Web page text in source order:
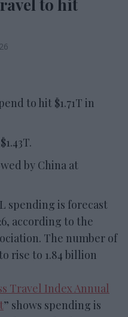
to hit
to hit $1.71T in
by China at
spending is forecast
according to the
The number of
rise to 1.84 billion
Travel Index Annual
” shows spending is